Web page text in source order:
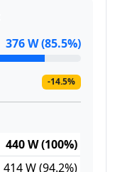
376 W (85.5%)
-14.5%
440 W (100%)
414 W (94.2%)